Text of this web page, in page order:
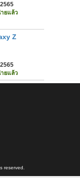
ยแล้ว
Z
ยแล้ว
reserved.